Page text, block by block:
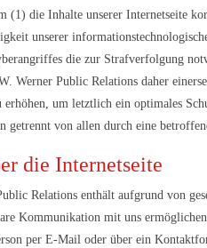
die Inhalte unserer Internetseite
unserer
die zur Strafverfolgung
Werner Public Relations daher
um letztlich ein optimales
von allen durch eine
die Internetseite
Relations enthält aufgrund von
Kommunikation mit uns
per E-Mail oder über ein